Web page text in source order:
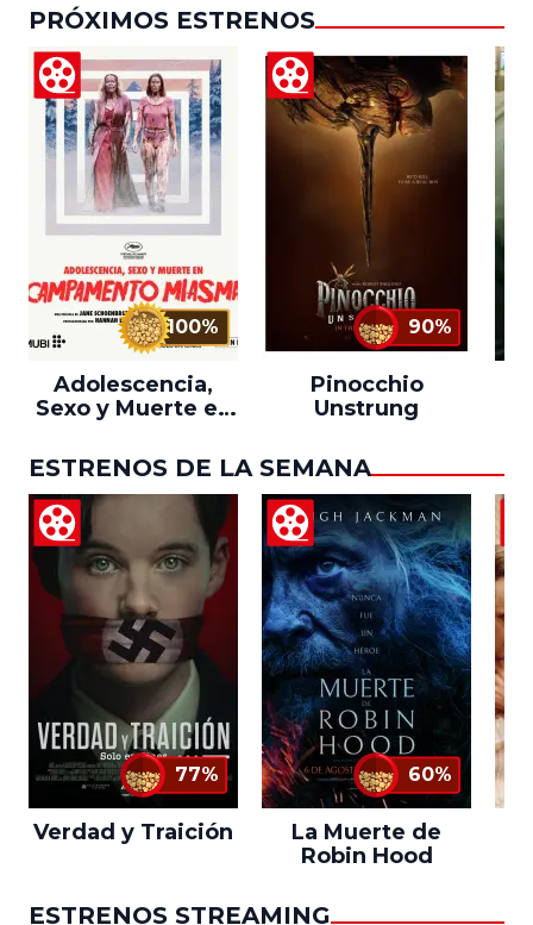
PRÓXIMOS ESTRENOS
100%
Adolescencia,
Sexo y Muerte en
Miasma
90%
Pinocchio
Unstrung
ESTRENOS DE LA SEMANA
77%
Verdad y Traición
60%
La Muerte de
Robin Hood
ESTRENOS STREAMING